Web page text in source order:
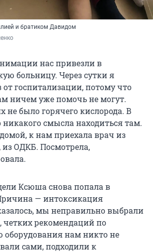
и братиком Давидом
нас привезли в
больницу. Через сутки я
от госпитализации, потому что
ничем уже помочь не могут.
не было горячего кислорода. В
смысла находиться там.
к нам приехала врач из
из ОДКБ. Посмотрела,
Ксюша снова попала в
— интоксикация
мы неправильно выбрали
рекомендаций по
оборудования нам никто не
сами, подходили к